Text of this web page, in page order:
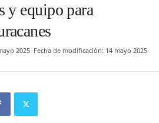
y equipo para
2025 Fecha de modificación: 14 mayo 2025